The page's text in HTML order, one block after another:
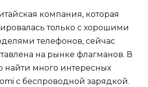
компания, которая
только с хорошими
телефонов, сейчас
на рынке флагманов. В
много интересных
с беспроводной зарядкой.